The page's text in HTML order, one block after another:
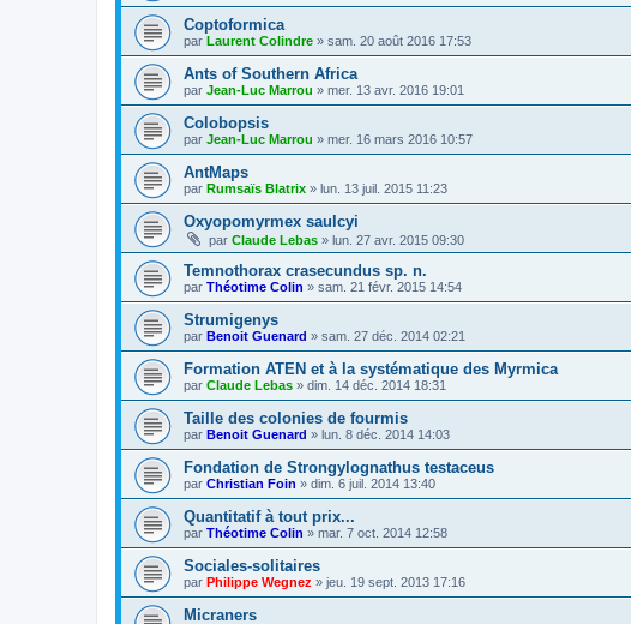
Coptoformica
par Laurent Colindre » sam. 20 août 2016 17:53
Ants of Southern Africa
par Jean-Luc Marrou » mer. 13 avr. 2016 19:01
Colobopsis
par Jean-Luc Marrou » mer. 16 mars 2016 10:57
AntMaps
par Rumsaïs Blatrix » lun. 13 juil. 2015 11:23
Oxyopomyrmex saulcyi
par Claude Lebas » lun. 27 avr. 2015 09:30
Temnothorax crasecundus sp. n.
par Théotime Colin » sam. 21 févr. 2015 14:54
Strumigenys
par Benoit Guenard » sam. 27 déc. 2014 02:21
Formation ATEN et à la systématique des Myrmica
par Claude Lebas » dim. 14 déc. 2014 18:31
Taille des colonies de fourmis
par Benoit Guenard » lun. 8 déc. 2014 14:03
Fondation de Strongylognathus testaceus
par Christian Foin » dim. 6 juil. 2014 13:40
Quantitatif à tout prix...
par Théotime Colin » mar. 7 oct. 2014 12:58
Sociales-solitaires
par Philippe Wegnez » jeu. 19 sept. 2013 17:16
Micraners